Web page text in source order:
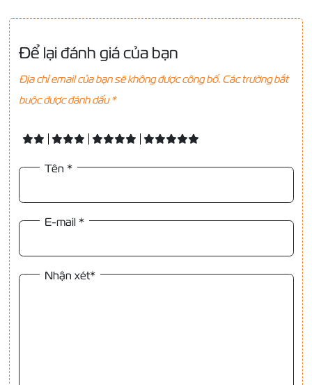
Để lại đánh giá của bạn
Địa chỉ email của bạn sẽ không được công bố. Các trường bắt
buộc được đánh dấu*
Tên *
E-mail *
Nhận xét*